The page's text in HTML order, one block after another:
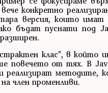
конкретно
версия, които
бъдат пуснати под
клас", в който
повечето от тях. В
реализират методите,
член променливи.